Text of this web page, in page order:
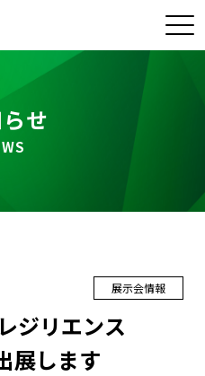
せ
展示会情報
ジリエンス
展します